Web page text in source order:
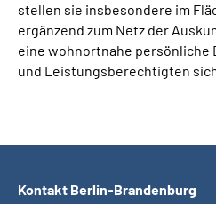
stellen sie insbesondere im
ergänzend zum Netz der
eine wohnortnahe persönliche
und Leistungsberechtigten
Kontakt Berlin-Brandenburg